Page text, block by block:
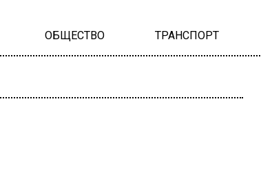
ОБЩЕСТВО ТРАНСПОРТ